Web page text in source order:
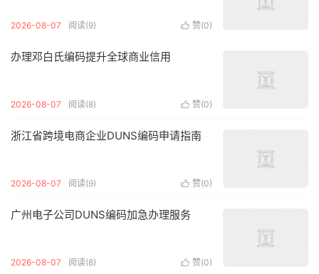
 赞(0)
2026-08-07 阅读(9)
办理邓白氏编码提升全球商业信用
 赞(0)
2026-08-07 阅读(8)
浙江省跨境电商企业DUNS编码申请指南
 赞(0)
2026-08-07 阅读(9)
广州电子公司DUNS编码加急办理服务
 赞(0)
2026-08-07 阅读(8)